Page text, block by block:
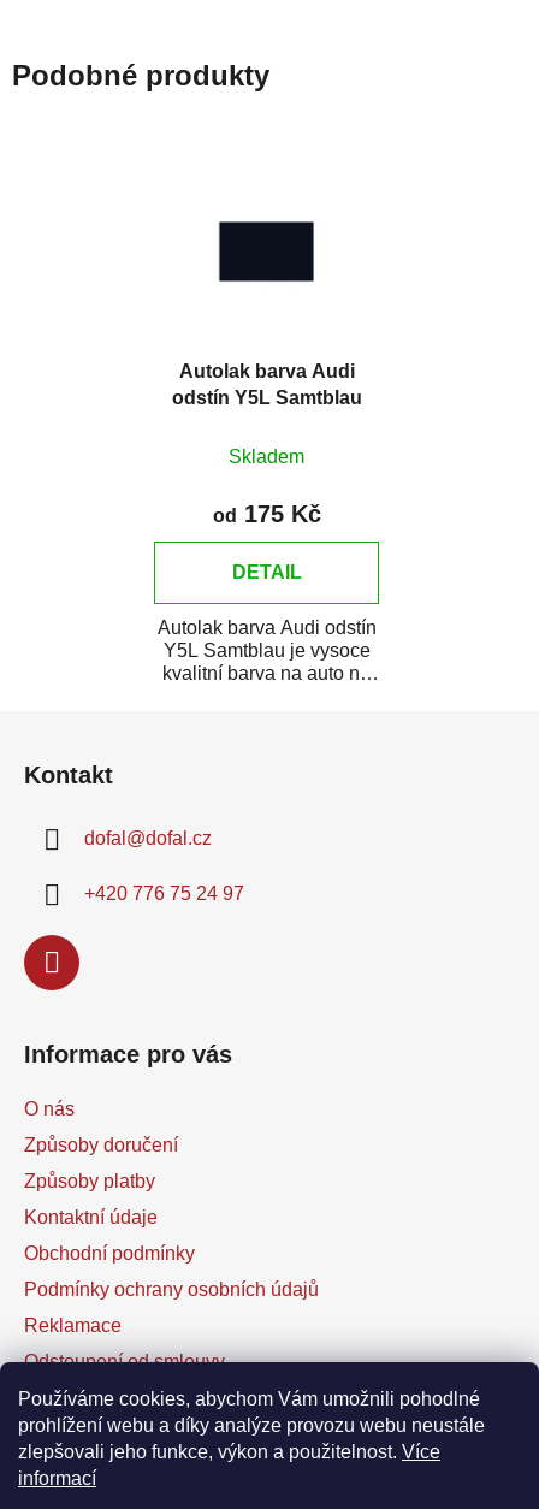
Používáme cookies, abychom Vám umožnili pohodlné
prohlížení webu a díky analýze provozu webu neustále
zlepšovali jeho funkce, výkon a použitelnost. Více
informací
Podobné produkty
Autolak barva Audi
odstín Y5L Samtblau
Skladem
od 175 Kč
DETAIL
Autolak barva Audi odstín
Y5L Samtblau je vysoce
kvalitní barva na auto na
Kontakt
dofal @dofal.cz
+420 776 75 24 97
Informace pro vás
O nás
Způsoby doručení
Způsoby platby
Kontaktní údaje
Obchodní podmínky
Podmínky ochrany osobních údajů
Reklamace
Odstoupení od smlouvy
Kontaktní formulář
Facebook